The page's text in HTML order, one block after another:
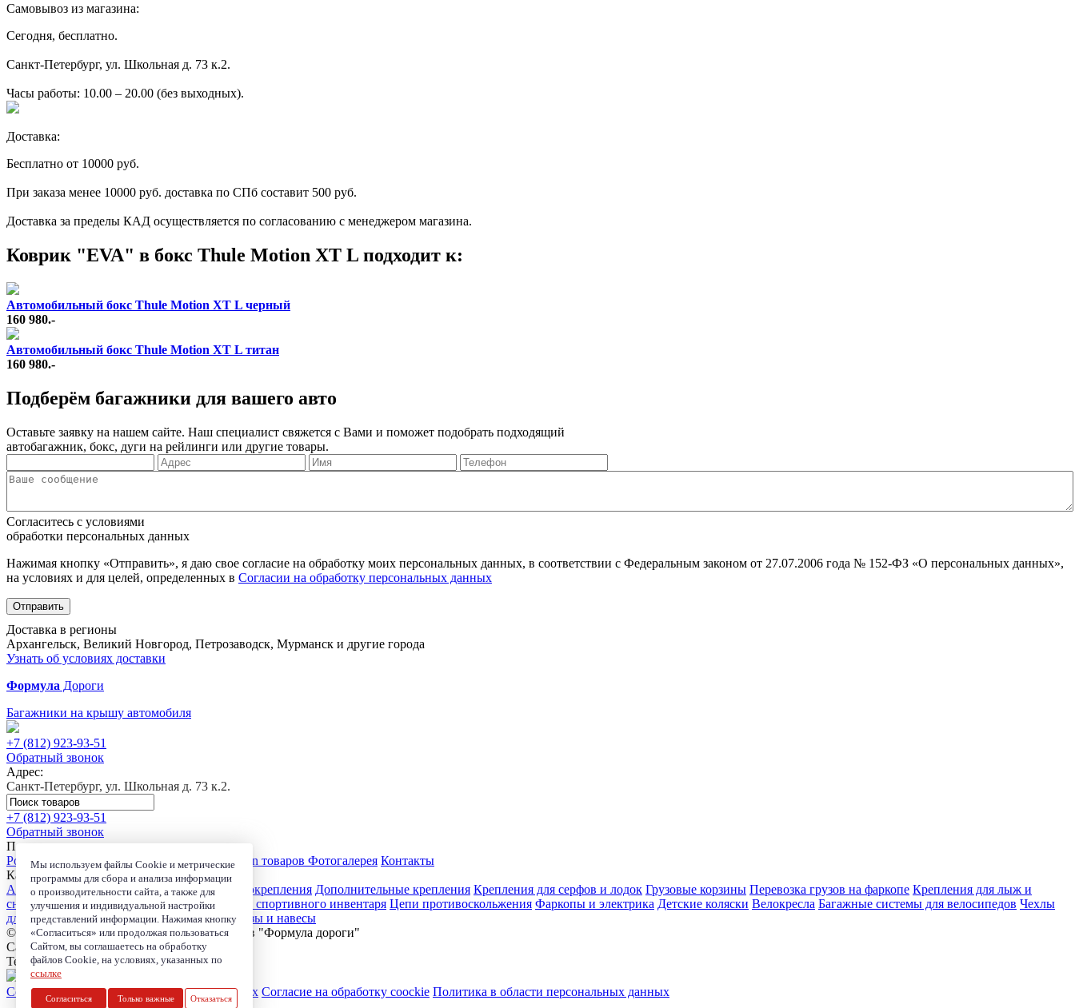
Самовывоз из магазина:
Сегодня, бесплатно.
Санкт-Петербург, ул. Школьная д. 73 к.2.
Часы работы: 10.00 – 20.00 (без выходных).
Доставка:
Бесплатно от 10000 руб.
При заказа менее 10000 руб. доставка по СПб составит 500 руб.
Доставка за пределы КАД осуществляется по согласованию с менеджером магазина.
Коврик "EVA" в бокс Thule Motion XT L подходит к:
Автомобильный бокс Thule Motion XT L черный
160 980.-
Автомобильный бокс Thule Motion XT L титан
160 980.-
Подберём багажники для вашего авто
Оставьте заявку на нашем сайте. Наш специалист свяжется с Вами и поможет подобрать подходящий
автобагажник, бокс, дуги на рейлинги или другие товары.
Согласитесь с условиями
обработки персональных данных
Нажимая кнопку «Отправить», я даю свое согласие на обработку моих персональных данных, в соответствии с Федеральным законом от 27.07.2006 года № 152-ФЗ «О персональных данных»,
на условиях и для целей, определенных в Согласии на обработку персональных данных
Отправить
Доставка в регионы
Архангельск, Великий Новгород, Петрозаводск, Мурманск и другие города
Узнать об условиях доставки
Формула Дороги
Багажники на крышу автомобиля
+7 (812) 923-93-51
Обратный звонок
Адрес:
Санкт-Петербург, ул. Школьная д. 73 к.2.
+7 (812) 923-93-51
Обратный звонок
Покупателю
Розничный магазин Доставка Сервис Trade-in товаров Фотогалерея Контакты
Каталог
Автобагажники Автомобильные боксы Велокрепления Дополнительные крепления Крепления для серфов и лодок Грузовые корзины Перевозка грузов на фаркопе Крепления для лыж и
сноубордов Сумки и органайзеры Чехлы для спортивного инвентаря Цепи противоскольжения Фаркопы и электрика Детские коляски Велокресла Багажные системы для велосипедов Чехлы
для электроники Детские автокресла Маркизы и навесы
© 2006-2026, Магазин-салон автобагажников "Формула дороги"
Санкт-Петербург, ул. Школьная д. 73 к.2.
Телефон:+7 (812) 923-93-51
Согласие на обработку персональных данных Согласие на обработку coockie Политика в области персональных данных
Мы используем файлы Cookie и метрические
программы для сбора и анализа информации
о производительности сайта, а также для
улучшения и индивидуальной настройки
представлений информации. Нажимая кнопку
«Согласиться» или продолжая пользоваться
Сайтом, вы соглашаетесь на обработку
файлов Cookie, на условиях, указанных по
ссылке
Согласиться Только важные Отказаться